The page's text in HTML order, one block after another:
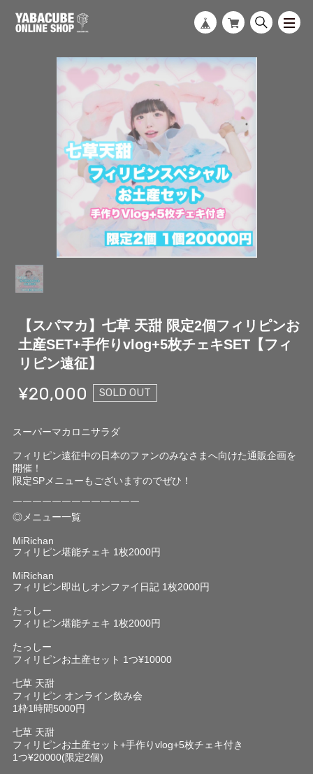
【スパマカ】七草 天甜 限定2個フィリピンお
土産SET+手作りvlog+5枚チェキSET【フィ
リピン遠征】
¥20,000 SOLD OUT
スーパーマカロニサラダ
フィリピン遠征中の日本のファンのみなさまへ向けた通販企画を
開催！
限定SPメニューもございますのでぜひ！
￣￣￣￣￣￣￣￣￣￣￣￣￣
◎メニュー一覧
MiRichan
フィリピン堪能チェキ 1枚2000円
MiRichan
フィリピン即出しオンファイ日記 1枚2000円
たっしー
フィリピン堪能チェキ 1枚2000円
たっしー
フィリピンお土産セット 1つ¥10000
七草 天甜
フィリピン オンライン飲み会
1枠1時間5000円
七草 天甜
フィリピンお土産セット+手作りvlog+5枚チェキ付き
1つ¥20000(限定2個)